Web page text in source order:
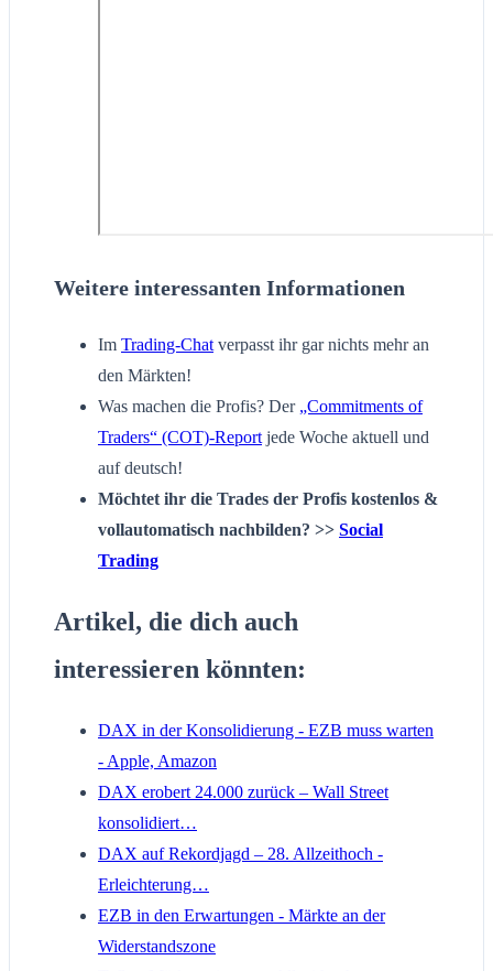
Weitere interessanten Informationen
Im Trading-Chat verpasst ihr gar nichts mehr an
den Märkten!
Was machen die Profis? Der „Commitments of
Traders“ (COT)-Report jede Woche aktuell und
auf deutsch!
Möchtet ihr die Trades der Profis kostenlos &
vollautomatisch nachbilden? >> Social
Trading
Artikel, die dich auch
interessieren könnten:
DAX in der Konsolidierung - EZB muss warten
- Apple, Amazon
DAX erobert 24.000 zurück – Wall Street
konsolidiert…
DAX auf Rekordjagd – 28. Allzeithoch -
Erleichterung…
EZB in den Erwartungen - Märkte an der
Widerstandszone